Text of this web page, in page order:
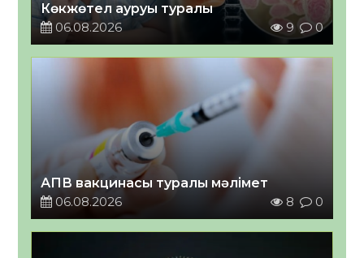
Көкжөтел ауруы туралы
06.08.2026
9 0
АПВ вакцинасы туралы мәлімет
06.08.2026
8 0